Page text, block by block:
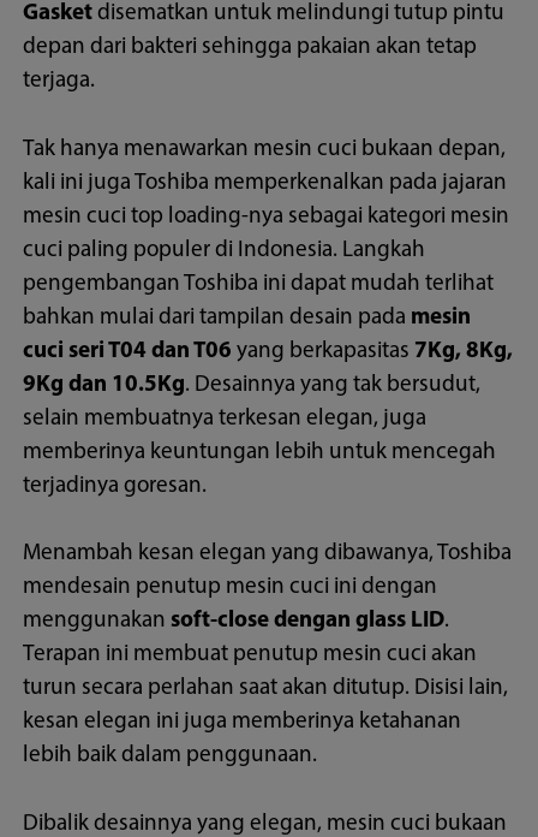
Gasketdisematkan untuk melindungi tutup pintu
depan dari bakteri sehingga pakaian akan tetap
terjaga.
Tak hanya menawarkan mesin cuci bukaan depan,
kali ini juga Toshiba memperkenalkan pada jajaran
mesin cuci top loading-nya sebagai kategori mesin
cuci paling populer di Indonesia. Langkah
pengembangan Toshiba ini dapat mudah terlihat
bahkan mulai dari tampilan desain pada mesin
cuci seri T04 dan T06yang berkapasitas 7Kg, 8Kg,
9Kg dan 10.5Kg. Desainnya yang tak bersudut,
selain membuatnya terkesan elegan, juga
memberinya keuntungan lebih untuk mencegah
terjadinya goresan.
Menambah kesan elegan yang dibawanya, Toshiba
mendesain penutup mesin cuci ini dengan
menggunakan soft-close dengan glass LID.
Terapan ini membuat penutup mesin cuci akan
turun secara perlahan saat akan ditutup. Disisi lain,
kesan elegan ini juga memberinya ketahanan
lebih baik dalam penggunaan.
Dibalik desainnya yang elegan, mesin cuci bukaan